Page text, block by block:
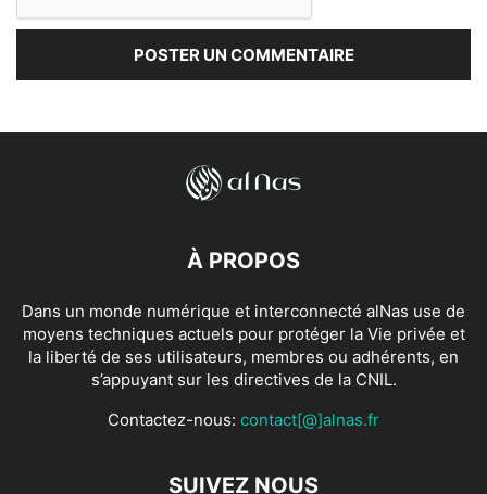
À PROPOS
Dans un monde numérique et interconnecté alNas use de
moyens techniques actuels pour protéger la Vie privée et
la liberté de ses utilisateurs, membres ou adhérents, en
s’appuyant sur les directives de la CNIL.
Contactez-nous: contact[@]alnas.fr
SUIVEZ NOUS